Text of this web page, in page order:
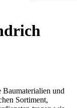
und
Sortiment,